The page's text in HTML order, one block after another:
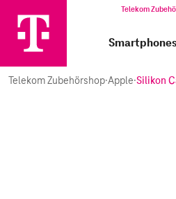
Telekom
Smartphones
Telekom Zubehörshop·Apple·Silikon